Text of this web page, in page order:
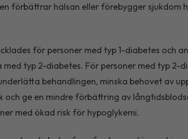
förbättrar hälsan eller förebygger sjukdom
för personer med typ 1-diabetes och
med typ 2-diabetes. För personer med typ 2-
behandlingen, minska behovet av
och ge en mindre förbättring av
med ökad risk för hypoglykemi.